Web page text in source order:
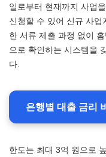
일로부터 현재까지 사업
신청할 수 있어 신규 사
한 서류 제출 과정 없이
으로 확인하는 시스템을
다.
은행별 대출 금리
한도는 최대 3억 원으로